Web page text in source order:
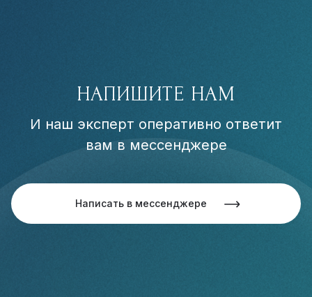
НАПИШИТЕ НАМ
И наш эксперт оперативно ответит
вам в мессенджере
Написать в мессенджере